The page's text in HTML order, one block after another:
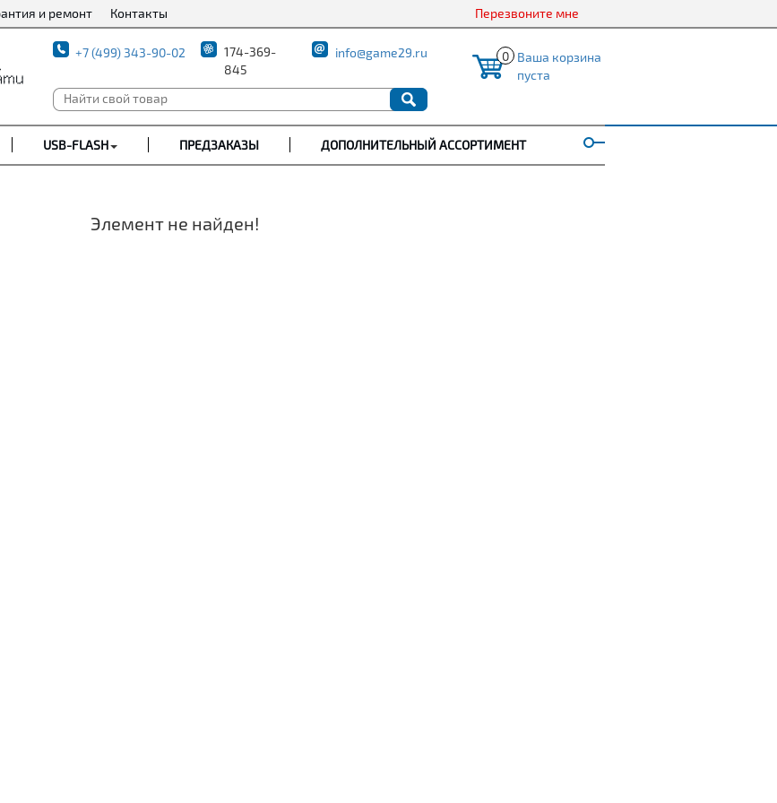
и ремонт Контакты Перезвоните мне
+7 (499) 343-90-02
174-369-
845
info@game29.ru 0 Ваша корзина
пуста
USB-FLASH ПРЕДЗАКАЗЫ ДОПОЛНИТЕЛЬНЫЙ АССОРТИМЕНТ
Элемент не найден!